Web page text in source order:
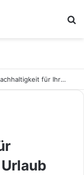
Holz Pendelleuchten: Eleganz und Nachhaltigkeit für Ihr Zuhause